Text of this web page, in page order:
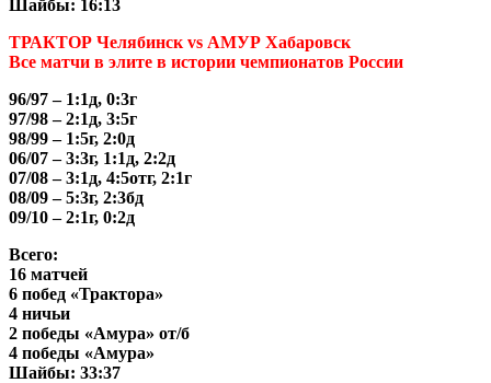
Шайбы: 16:13
ТРАКТОР Челябинск vs АМУР Хабаровск
Все матчи в элите в истории чемпионатов России
96/97 – 1:1д, 0:3г
97/98 – 2:1д, 3:5г
98/99 – 1:5г, 2:0д
06/07 – 3:3г, 1:1д, 2:2д
07/08 – 3:1д, 4:5отг, 2:1г
08/09 – 5:3г, 2:3бд
09/10 – 2:1г, 0:2д
Всего:
16 матчей
6 побед «Трактора»
4 ничьи
2 победы «Амура» от/б
4 победы «Амура»
Шайбы: 33:37